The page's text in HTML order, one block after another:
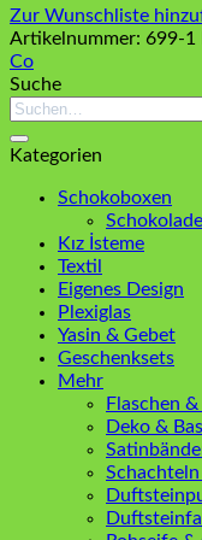
Zur Wunschliste
Artikelnummer: 699-1
Co
Suche
Suchen
Kategorien
Schokoboxen
Schokolade
Kız İsteme
Textil
Eigenes Design
Plexiglas
Yasin & Gebet
Geschenksets
Mehr
Flaschen
Deko &